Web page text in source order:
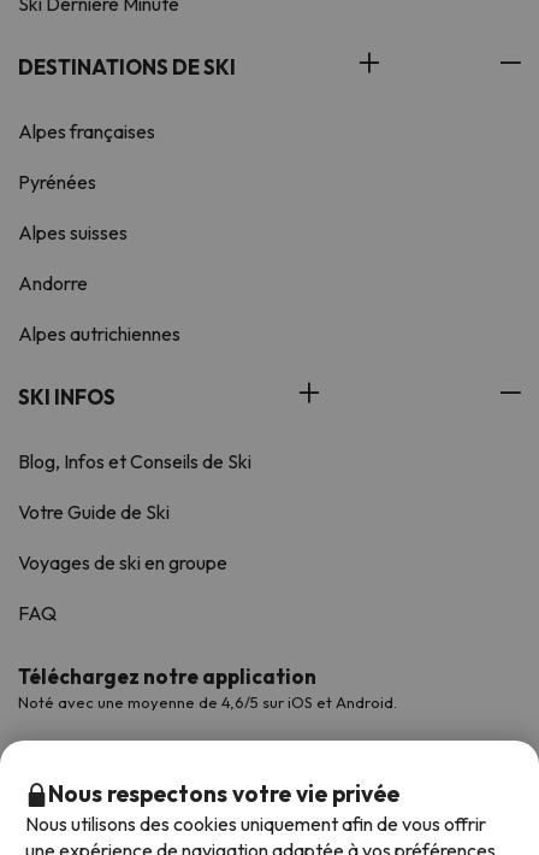
DESTINATIONS DE SKI
Alpes françaises
Pyrénées
Alpes suisses
Andorre
Alpes autrichiennes
SKI INFOS
Blog, Infos et Conseils de Ski
Votre Guide de Ski
Voyages de ski en groupe
FAQ
Téléchargez notre application
Noté avec une moyenne de 4,6/5 sur iOS et Android.
Nous respectons votre vie privée
Nous utilisons des cookies uniquement afin de vous offrir
une expérience de navigation adaptée à vos préférences